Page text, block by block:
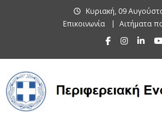
Κυριακή, 09
Επικοινωνία
Αιτήματα